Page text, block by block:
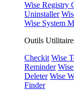
Wise Registry
Uninstaller
Wise System
Outils
Checkit Wise
Reminder
Deleter Wise
Finder